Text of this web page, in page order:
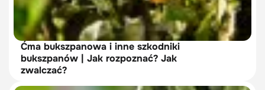
Ćma bukszpanowa i inne szkodniki
bukszpanów | Jak rozpoznać? Jak
zwalczać?